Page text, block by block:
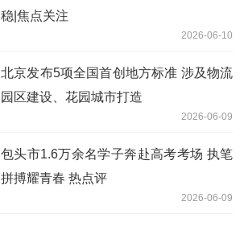
稳|焦点关注
2026-06-10
北京发布5项全国首创地方标准 涉及物流
园区建设、花园城市打造
2026-06-09
包头市1.6万余名学子奔赴高考考场 执笔
拼搏耀青春 热点评
2026-06-09